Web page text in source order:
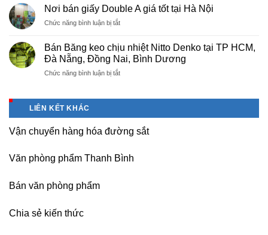
nhà
khu
nghiệp
Bắc
Long,
Bài
Nội
máy
photocopy
tại
Nội
giá
uy
nghề
Nơi bán giấy Double A giá tốt tại Hà Nội
Chức năng bình luận bị tắtở
giấy
Double
A
Bán Băng keo chịu nhiệt Nitto Denko tại TP HCM,
Đà Nẵng, Đồng Nai, Bình Dương
Chức năng bình luận bị tắtở
Nitto
tại
TP
LIÊN KẾT KHÁC
Vận chuyển hàng hóa đường sắt
Văn phòng phẩm Thanh Bình
Bán văn phòng phẩm
Chia sẻ kiến thức